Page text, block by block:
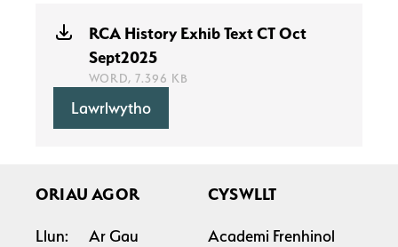
RCA History Exhib Text CT Oct
Sept2025
WORD, 7.396 KB
Lawrlwytho
ORIAU AGOR
Llun:
Ar Gau
CYSWLLT
Academi Frenhinol